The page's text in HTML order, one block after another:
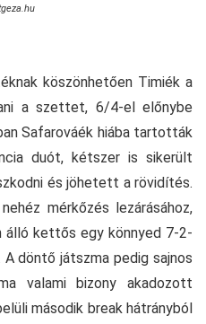
köszönhetően Timiék a
a szettet, 6/4-el előnybe
Safarováék hiába tartották
duót, kétszer is sikerült
és jöhetett a rövidítés.
mérkőzés lezárásához,
álló kettős egy könnyed 7-2-
döntő játszma pedig sajnos
valami bizony akadozott
második break hátrányból